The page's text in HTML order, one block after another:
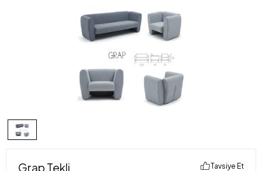
Grap Tekli Tavsiye Et